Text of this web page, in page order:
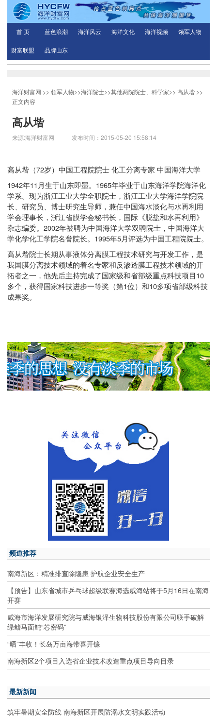
首 页 蓝色浪潮 海洋风云 海洋文化 海洋视频 领军人物
财富联盟 品牌山东
海洋财富网 >> 领军人物>>海洋院士>>其他两院院士、科学家>> 高从堦 >>
正文内容
高从堦
来源:海洋财富网 发布时间：2015-05-20 15:58:14
高从堦（72岁）中国工程院院士 化工分离专家 中国海洋大学
1942年11 月生于山东即墨。 1965年毕业于山东海洋学院海洋化
学系。现为浙江工业大学全职院士，浙江工业大学海洋学院院
长、研究员、博士研究生导师，兼任中国海水淡化与水再利用
学会理事长，浙江省膜学会秘书长，国际《脱盐和水再利用》
杂志编委。 2002年被聘为中国海洋大学双聘院士，中国海洋大
学化学化工学院名誉院长。 1995年5月评选为中国工程院院士。
高从堦院士长期从事液体分离膜工程技术研究与开发工作，是
我国膜分离技术领域的着名专家和反渗透膜工程技术领域的开
拓者之一，他先后主持完成了国家级和省部级重点科技项目 10
多个，获得国家科技进步一等奖（第1位）和10多项省部级科技
成果奖。
频道推荐
南海新区：精准排查除隐患 护航企业安全生产
【预告】山东省城市乒乓球超级联赛海选威海站将于5月16日在南海
开赛
威海市海洋发展研究院与威海银泽生物科技股份有限公司联手破解
绿鳍马面鲀“芯密码”
“晒”丰收！长岛万亩海带喜开镰
南海新区2个项目入选省企业技术改造重点项目导向目录
最新新闻
筑牢暑期安全防线 南海新区开展防溺水文明实践活动